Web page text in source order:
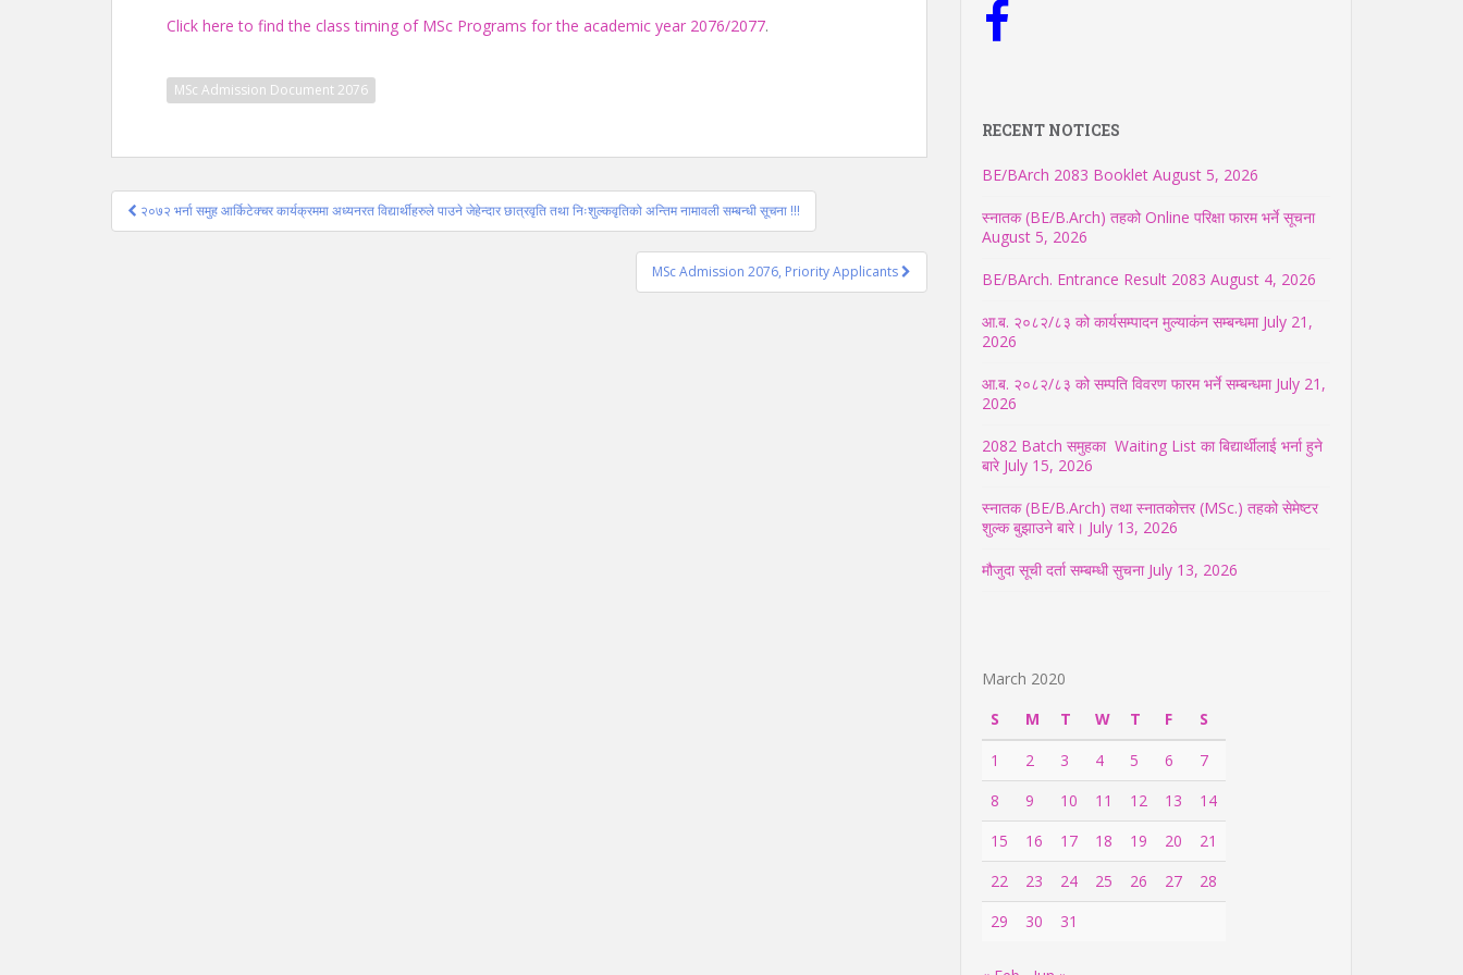
Click here to find the class timing of MSc Programs for the academic year 2076/2077.
MSc Admission Document 2076
Post
navigation
२०७२ भर्ना समुह आर्किटेक्चर कार्यक्रममा अध्यनरत विद्यार्थीहरुले पाउने जेहेन्दार छात्रवृति तथा निःशुल्कवृतिको अन्तिम नामावली सम्बन्धी सूचना !!!
MSc Admission 2076, Priority Applicants
RECENT NOTICES
BE/BArch 2083 Booklet August 5, 2026
स्नातक (BE/B.Arch) तहको Online परिक्षा फारम भर्ने सूचना
August 5, 2026
BE/BArch. Entrance Result 2083 August 4, 2026
आ.ब. २०८२/८३ को कार्यसम्पादन मुल्याकंन सम्बन्धमा July 21,
2026
आ.ब. २०८२/८३ को सम्पति विवरण फारम भर्ने सम्बन्धमा July 21,
2026
2082 Batch समुहका Waiting List का बिद्यार्थीलाई भर्ना हुने
बारे July 15, 2026
स्नातक (BE/B.Arch) तथा स्नातकोत्तर (MSc.) तहको सेमेष्टर
शुल्क बुझाउने बारे। July 13, 2026
मौजुदा सूची दर्ता सम्बम्धी सुचना July 13, 2026
March 2020
S
M T W T F
S
1
2 3 4 5 6
7
8
9 10 11 12 13
14
15
16 17 18 19 20
21
22
23 24 25 26 27
28
29
30 31